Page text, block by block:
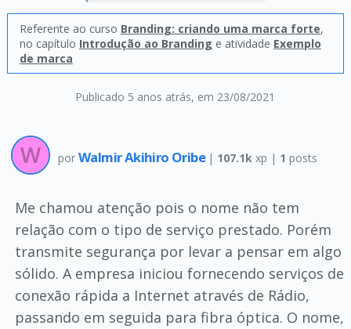
Publicado 5 anos atrás, em 23/08/2021
Referente ao curso Branding: criando uma marca forte,
no capítulo Introdução ao Branding e atividade Exemplo
de marca
por Walmir Akihiro Oribe | 107.1k xp | 1 posts
Me chamou atenção pois o nome não tem
relação com o tipo de serviço prestado. Porém
transmite segurança por levar a pensar em algo
sólido. A empresa iniciou fornecendo serviços de
conexão rápida a Internet através de Rádio,
passando em seguida para fibra óptica. O nome,